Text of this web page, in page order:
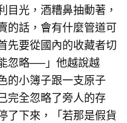
目光，酒糟鼻抽動著，
的話，會有什麼管道可
先要從國內的收藏者切
忽略──」他越說越
的小簿子跟一支原子
完全忽略了旁人的存
了下來，「若那是假貨